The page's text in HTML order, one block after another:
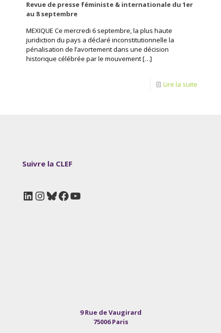
Revue de presse féministe & internationale du 1er
au 8 septembre
MEXIQUE Ce mercredi 6 septembre, la plus haute
juridiction du pays a déclaré inconstitutionnelle la
pénalisation de l’avortement dans une décision
historique célébrée par le mouvement[…]
Lire la suite
Suivre la CLEF
LinkedIn
Instagram
Bluesky
Facebook
YouTube
9 Rue de Vaugirard
75006 Paris